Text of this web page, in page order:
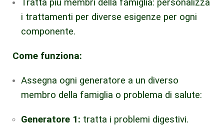
Tratta più membri della famiglia: personalizza
i trattamenti per diverse esigenze per ogni
componente.
Come funziona:
Assegna ogni generatore a un diverso
membro della famiglia o problema di salute:
Generatore 1: tratta i problemi digestivi.